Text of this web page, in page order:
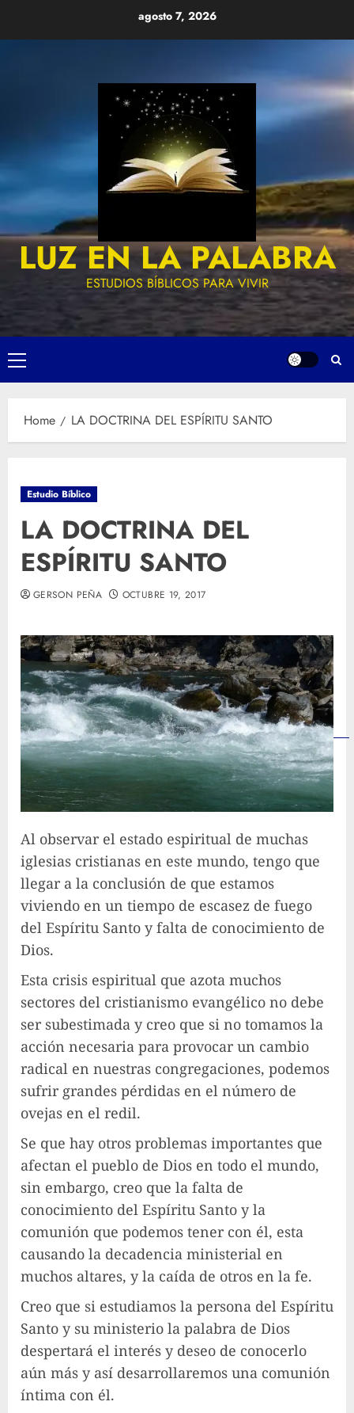
agosto 7, 2026
LUZ EN LA PALABRA
ESTUDIOS BÍBLICOS PARA VIVIR
Primary
Menu
Home LA DOCTRINA DEL ESPÍRITU SANTO
Estudio Bíblico
LA DOCTRINA DEL
ESPÍRITU SANTO
GERSON PEÑA OCTUBRE 19, 2017
Al observar el estado espiritual de muchas
iglesias cristianas en este mundo, tengo que
llegar a la conclusión de que estamos
viviendo en un tiempo de escasez de fuego
del Espíritu Santo y falta de conocimiento de
Dios.
Esta crisis espiritual que azota muchos
sectores del cristianismo evangélico no debe
ser subestimada y creo que si no tomamos la
acción necesaria para provocar un cambio
radical en nuestras congregaciones, podemos
sufrir grandes pérdidas en el número de
ovejas en el redil.
Se que hay otros problemas importantes que
afectan el pueblo de Dios en todo el mundo,
sin embargo, creo que la falta de
conocimiento del Espíritu Santo y la
comunión que podemos tener con él, esta
causando la decadencia ministerial en
muchos altares, y la caída de otros en la fe.
Creo que si estudiamos la persona del Espíritu
Santo y su ministerio la palabra de Dios
despertará el interés y deseo de conocerlo
aún más y así desarrollaremos una comunión
íntima con él.